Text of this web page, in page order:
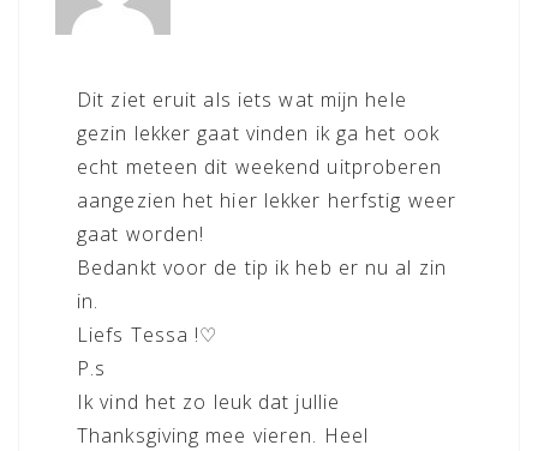
Dit ziet eruit als iets wat mijn hele
gezin lekker gaat vinden ik ga het ook
echt meteen dit weekend uitproberen
aangezien het hier lekker herfstig weer
gaat worden!
Bedankt voor de tip ik heb er nu al zin
in.
Liefs Tessa !♡
P.s
Ik vind het zo leuk dat jullie
Thanksgiving mee vieren. Heel